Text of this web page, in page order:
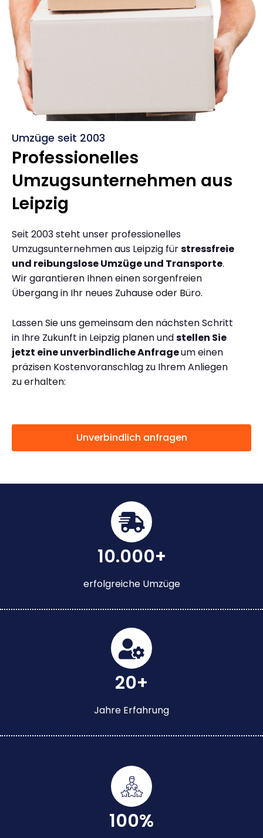
Umzüge seit 2003
Professionelles
Umzugsunternehmen aus
Leipzig
Seit 2003 steht unser professionelles
Umzugsunternehmen aus Leipzig fürstressfreie
und reibungslose Umzüge und Transporte.
Wir garantieren Ihnen einen sorgenfreien
Übergang in Ihr neues Zuhause oder Büro.
Lassen Sie uns gemeinsam den nächsten Schritt
in Ihre Zukunft in Leipzig planen undstellen Sie
jetzt eine unverbindliche Anfrageum einen
präzisen Kostenvoranschlag zu Ihrem Anliegen
zu erhalten:
Unverbindlich anfragen
10.000+
erfolgreiche Umzüge
20+
Jahre Erfahrung
100%